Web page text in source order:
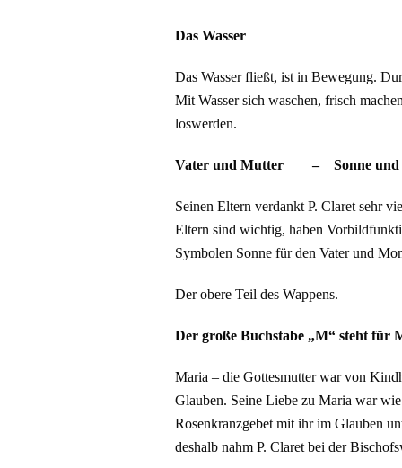
Das Wasser
Das Wasser fließt, ist in Bewegung.
Mit Wasser sich waschen, frisch
loswerden.
Vater und Mutter – Sonne und
Seinen Eltern verdankt P. Claret sehr
Eltern sind wichtig, haben
Symbolen Sonne für den Vater und
Der obere Teil des Wappens.
Der große Buchstabe „M“ steht für
Maria – die Gottesmutter war von
Glauben. Seine Liebe zu Maria war
Rosenkranzgebet mit ihr im Glauben
deshalb nahm P. Claret bei der